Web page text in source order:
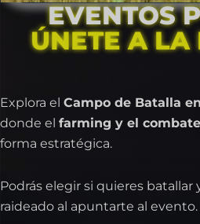
EVENTOS
ÚNETE A
Explora el Campo de Batalla
donde el farming y el
forma estratégica.
Podrás elegir si quieres batallar
raideado al apuntarte al evento.